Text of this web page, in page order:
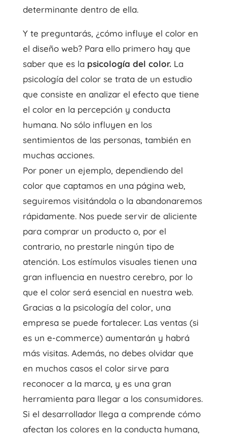
determinante dentro de ella.
Y te preguntarás, ¿cómo influye el color en
el diseño web? Para ello primero hay que
saber que es la psicología del color.La
psicología del color se trata de un estudio
que consiste en analizar el efecto que tiene
el color en la percepción y conducta
humana. No sólo influyen en los
sentimientos de las personas, también en
muchas acciones.
Por poner un ejemplo, dependiendo del
color que captamos en una página web,
seguiremos visitándola o la abandonaremos
rápidamente. Nos puede servir de aliciente
para comprar un producto o, por el
contrario, no prestarle ningún tipo de
atención. Los estímulos visuales tienen una
gran influencia en nuestro cerebro, por lo
que el color será esencial en nuestra web.
Gracias a la psicología del color, una
empresa se puede fortalecer. Las ventas (si
es un e-commerce) aumentarán y habrá
más visitas. Además, no debes olvidar que
en muchos casos el color sirve para
reconocer a la marca, y es una gran
herramienta para llegar a los consumidores.
Si el desarrollador llega a comprende cómo
afectan los colores en la conducta humana,